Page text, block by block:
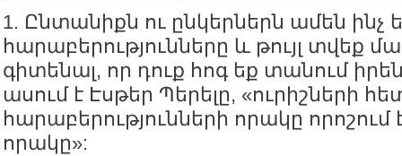
1. Ընտանիքն ու ընկերներն ամեն ինչ
հարաբերությունները և թույլ տվեք
գիտենալ, որ դուք հոգ եք տանում
ասում է Էսթեր Պերելը, «ուրիշների
հարաբերությունների որակը որոշում
որակը»: